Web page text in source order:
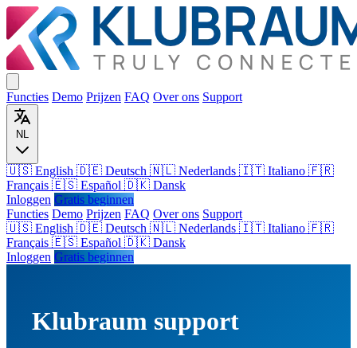
Functies Demo Prijzen FAQ Over ons Support
NL
🇺🇸 English 🇩🇪 Deutsch 🇳🇱 Nederlands 🇮🇹 Italiano 🇫🇷
Français 🇪🇸 Español 🇩🇰 Dansk
Inloggen Gratis beginnen
Functies Demo Prijzen FAQ Over ons Support
🇺🇸 English 🇩🇪 Deutsch 🇳🇱 Nederlands 🇮🇹 Italiano 🇫🇷
Français 🇪🇸 Español 🇩🇰 Dansk
Inloggen Gratis beginnen
Klubraum support